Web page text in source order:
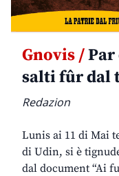
Gnovis /
salti fûr dal
Redazion
Lunis ai 11 di Mai
di Udin, si è
dal document “Ai